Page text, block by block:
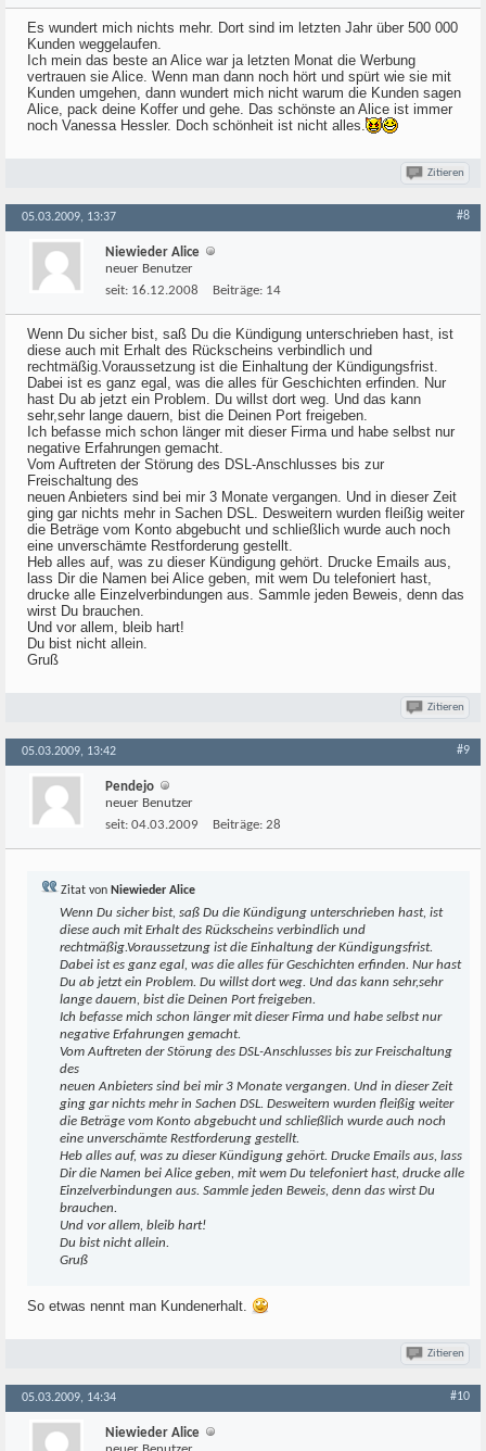
Es wundert mich nichts mehr. Dort sind im letzten Jahr über 500 000
Kunden weggelaufen.
Ich mein das beste an Alice war ja letzten Monat die Werbung
vertrauen sie Alice. Wenn man dann noch hört und spürt wie sie mit
Kunden umgehen, dann wundert mich nicht warum die Kunden sagen
Alice, pack deine Koffer und gehe. Das schönste an Alice ist immer
noch Vanessa Hessler. Doch schönheit ist nicht alles.
Zitieren
05.03.2009, 13:37 #8
Niewieder Alice
neuer Benutzer
seit: 16.12.2008 Beiträge: 14
Wenn Du sicher bist, saß Du die Kündigung unterschrieben hast, ist
diese auch mit Erhalt des Rückscheins verbindlich und
rechtmäßig.Voraussetzung ist die Einhaltung der Kündigungsfrist.
Dabei ist es ganz egal, was die alles für Geschichten erfinden. Nur
hast Du ab jetzt ein Problem. Du willst dort weg. Und das kann
sehr,sehr lange dauern, bist die Deinen Port freigeben.
Ich befasse mich schon länger mit dieser Firma und habe selbst nur
negative Erfahrungen gemacht.
Vom Auftreten der Störung des DSL-Anschlusses bis zur
Freischaltung des
neuen Anbieters sind bei mir 3 Monate vergangen. Und in dieser Zeit
ging gar nichts mehr in Sachen DSL. Desweitern wurden fleißig weiter
die Beträge vom Konto abgebucht und schließlich wurde auch noch
eine unverschämte Restforderung gestellt.
Heb alles auf, was zu dieser Kündigung gehört. Drucke Emails aus,
lass Dir die Namen bei Alice geben, mit wem Du telefoniert hast,
drucke alle Einzelverbindungen aus. Sammle jeden Beweis, denn das
wirst Du brauchen.
Und vor allem, bleib hart!
Du bist nicht allein.
Gruß
Zitieren
05.03.2009, 13:42 #9
Pendejo
neuer Benutzer
seit: 04.03.2009 Beiträge: 28
Zitat von Niewieder Alice
Wenn Du sicher bist, saß Du die Kündigung unterschrieben hast, ist
diese auch mit Erhalt des Rückscheins verbindlich und
rechtmäßig.Voraussetzung ist die Einhaltung der Kündigungsfrist.
Dabei ist es ganz egal, was die alles für Geschichten erfinden. Nur hast
Du ab jetzt ein Problem. Du willst dort weg. Und das kann sehr,sehr
lange dauern, bist die Deinen Port freigeben.
Ich befasse mich schon länger mit dieser Firma und habe selbst nur
negative Erfahrungen gemacht.
Vom Auftreten der Störung des DSL-Anschlusses bis zur Freischaltung
des
neuen Anbieters sind bei mir 3 Monate vergangen. Und in dieser Zeit
ging gar nichts mehr in Sachen DSL. Desweitern wurden fleißig weiter
die Beträge vom Konto abgebucht und schließlich wurde auch noch
eine unverschämte Restforderung gestellt.
Heb alles auf, was zu dieser Kündigung gehört. Drucke Emails aus, lass
Dir die Namen bei Alice geben, mit wem Du telefoniert hast, drucke alle
Einzelverbindungen aus. Sammle jeden Beweis, denn das wirst Du
brauchen.
Und vor allem, bleib hart!
Du bist nicht allein.
Gruß
So etwas nennt man Kundenerhalt.
Zitieren
05.03.2009, 14:34 #10
Niewieder Alice